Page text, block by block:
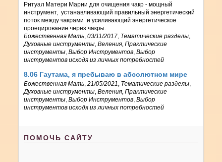
Ритуал Матери Марии для очищения чакр - мощный
инструмент, устанавливающий правильный энергетический
поток между чакрами и усиливающий энергетическое
проецирование через чакры.
Божественная Мать,03/11/2017, Тематические разделы,
Духовные инструменты,Веления,Практические
инструменты,Выбор Инструментов,Выбор
инструментов исходя из личных потребностей
8.06 Гаутама, я пребываю в абсолютном мире
Божественная Мать,21/05/2021, Тематические разделы,
Духовные инструменты,Веления,Практические
инструменты,Выбор Инструментов,Выбор
инструментов исходя из личных потребностей
ПОМОЧЬ САЙТУ